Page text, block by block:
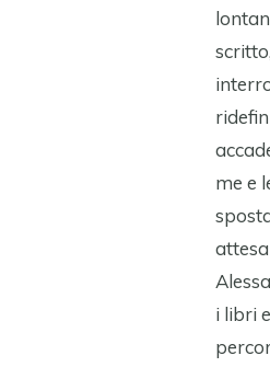
me e
i libri